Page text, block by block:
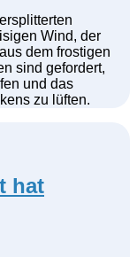
Wind, der
dem frostigen
sind gefordert,
und das
zu lüften.
hat